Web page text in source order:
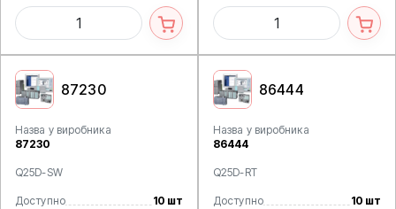
87230
Назва у виробника
87230
Q25D-SW
Доступно
10 шт
86444
Назва у виробника
86444
Q25D-RT
Доступно
10 шт